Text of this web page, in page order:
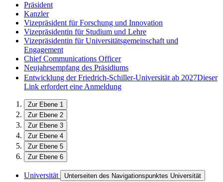
Präsident
Kanzler
Vizepräsident für Forschung und Innovation
Vizepräsidentin für Studium und Lehre
Vizepräsidentin für Universitätsgemeinschaft und
Engagement
Chief Communications Officer
Neujahrsempfang des Präsidiums
Entwicklung der Friedrich-Schiller-Universität ab 2027Dieser
Link erfordert eine Anmeldung
Zur Ebene 1
Zur Ebene 2
Zur Ebene 3
Zur Ebene 4
Zur Ebene 5
Zur Ebene 6
Universität Unterseiten des Navigationspunktes Universität